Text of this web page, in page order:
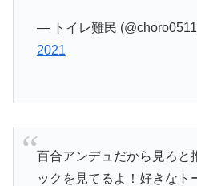
— トイレ難民
2021
百合アンデュだから見ろと
ックを見てるよ！好きなト